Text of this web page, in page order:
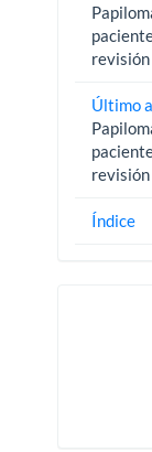
Último
Índice